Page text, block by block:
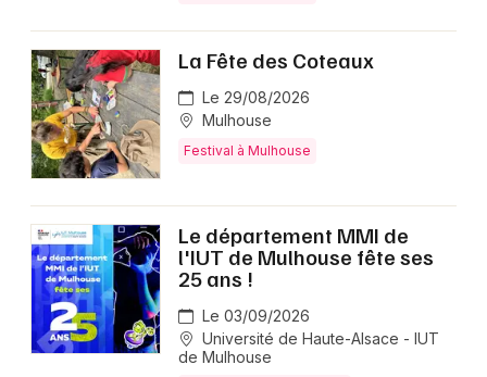
La Fête des Coteaux
Le 29/08/2026
Mulhouse
Festival à Mulhouse
Le département MMI de
l'IUT de Mulhouse fête ses
25 ans !
Le 03/09/2026
Université de Haute-Alsace - IUT
de Mulhouse